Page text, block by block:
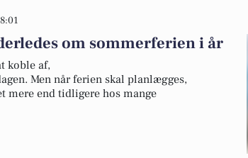
om sommerferien i år
koble af,
Men når ferien skal planlægges,
end tidligere hos mange